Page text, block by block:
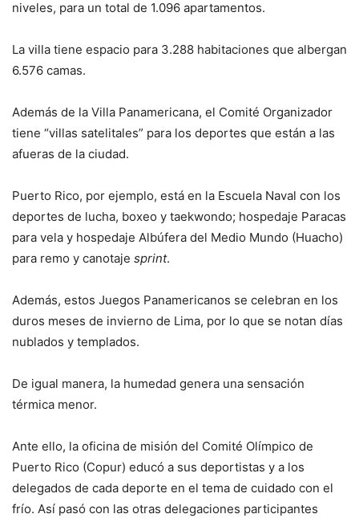
niveles, para un total de 1.096 apartamentos.
La villa tiene espacio para 3.288 habitaciones que albergan
6.576 camas.
Además de la Villa Panamericana, el Comité Organizador
tiene “villas satelitales” para los deportes que están a las
afueras de la ciudad.
Puerto Rico, por ejemplo, está en la Escuela Naval con los
deportes de lucha, boxeo y taekwondo; hospedaje Paracas
para vela y hospedaje Albúfera del Medio Mundo (Huacho)
para remo y canotaje sprint.
Además, estos Juegos Panamericanos se celebran en los
duros meses de invierno de Lima, por lo que se notan días
nublados y templados.
De igual manera, la humedad genera una sensación
térmica menor.
Ante ello, la oficina de misión del Comité Olímpico de
Puerto Rico (Copur) educó a sus deportistas y a los
delegados de cada deporte en el tema de cuidado con el
frío. Así pasó con las otras delegaciones participantes